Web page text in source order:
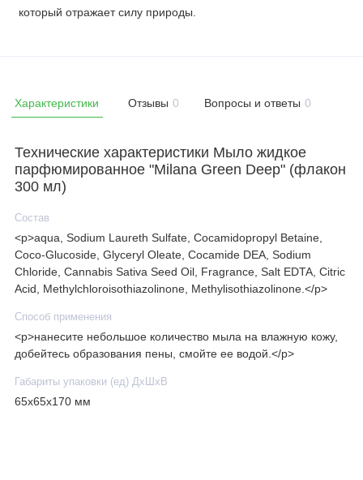
который отражает силу природы.
Характеристики Отзывы 0 Вопросы и ответы 0
Технические характеристики Мыло жидкое
парфюмированное "Milana Green Deep" (флакон
300 мл)
Состав
<p>aqua, Sodium Laureth Sulfate, Cocamidopropyl Betaine,
Coco-Glucoside, Glyceryl Oleate, Cocamide DEA, Sodium
Chloride, Cannabis Sativa Seed Oil, Fragrance, Salt EDTA, Citric
Acid, Methylchloroisothiazolinone, Methylisothiazolinone.</p>
Способ применения
<p>нанесите небольшое количество мыла на влажную кожу,
добейтесь образования пены, смойте ее водой.</p>
Габариты упаковки (ед) ДхШхВ
65x65x170 мм